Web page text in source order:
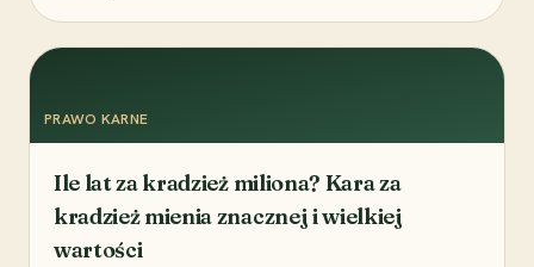
PRAWO KARNE
Ile lat za kradzież miliona? Kara za
kradzież mienia znacznej i wielkiej
wartości